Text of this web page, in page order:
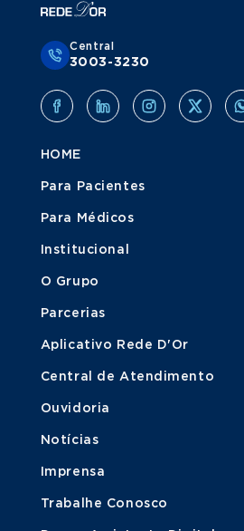
Central
3003-3230
HOME
Para Pacientes
Para Médicos
Institucional
O Grupo
Parcerias
Aplicativo Rede D'Or
Central de Atendimento
Ouvidoria
Notícias
Imprensa
Trabalhe Conosco